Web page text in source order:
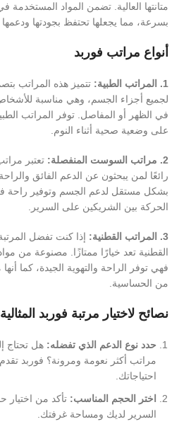
متانتها العالية. تضمن المواد المستخدمة
بسرعة، مما يجعلها تحتفظ بجودتها
أنواع مراتب فوربد
1. المراتب الطبية:
تتميز هذه المراتب
لجميع أجزاء الجسم، وهي مناسبة
في الظهر أو المفاصل. توفر المراتب
على وضعية صحية أثناء النوم.
2. مراتب السوست المنفصلة:
تعتبر
رائعًا لمن يبحثون عن الدعم الفائق
بشكل مستقل لدعم الجسم وتوفير راحة
الحركة بين الشريكين على السرير.
3. المراتب القطنية:
إذا كنت تفضل
القطنية تعد خيارًا ممتازًا. مصنوعة من
فهي توفر الراحة والتهوية الجيدة، كما
من الحساسية.
نصائح لاختيار مرتبة فوربد المثالية
حدد نوع الدعم الذي تفضله: هل تحتاج
مراتب أكثر نعومة ومرونة؟ فوربد
احتياجاتك.
اختر الحجم المناسب: تأكد من اختيار
السرير لديك ومساحة غرفتك.